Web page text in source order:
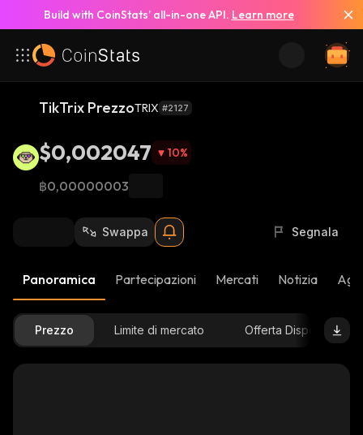
Build with CoinStats’ all-in-one API. Learn more
TikTrix PrezzoTRIX #2127
$0,002047 10%
฿0,00000003
Swappa Segnala
Panoramica Partecipazioni Mercati Notizia
Prezzo Limite di mercato Offerta Disponibile